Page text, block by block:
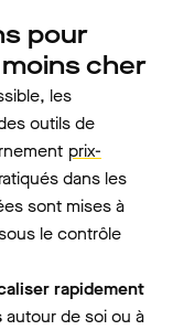
pour
cher
les
outils de
prix-
dans les
sont mises à
le contrôle
rapidement
autour de soi ou à